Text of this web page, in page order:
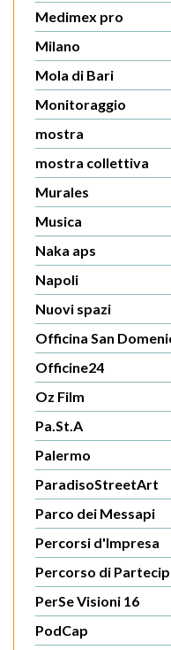
Medimex pro
Milano
Mola di Bari
Monitoraggio
mostra
mostra collettiva
Murales
Musica
Naka aps
Napoli
Nuovi spazi
Officina San
Officine24
Oz Film
Pa.St.A
Palermo
ParadisoStreetArt
Parco dei Messapi
Percorsi d'Impresa
Percorso di
PerSe Visioni 16
PodCap